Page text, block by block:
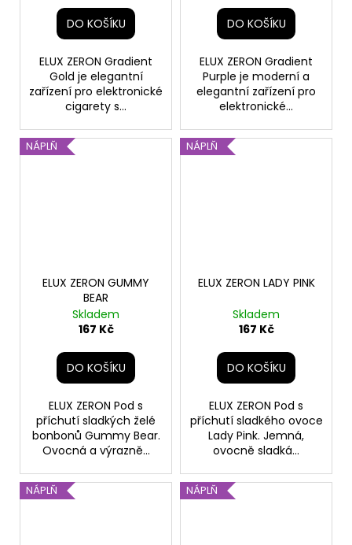
DO KOŠÍKU
ELUX ZERON Gradient
Gold je elegantní
zařízení pro elektronické
cigarety s...
DO KOŠÍKU
ELUX ZERON Gradient
Purple je moderní a
elegantní zařízení pro
elektronické...
NÁPLŇ
ELUX ZERON GUMMY
BEAR
Skladem
167 Kč
DO KOŠÍKU
ELUX ZERON Pod s
příchutí sladkých želé
bonbonů Gummy Bear.
Ovocná a výrazně...
NÁPLŇ
ELUX ZERON LADY PINK
Skladem
167 Kč
DO KOŠÍKU
ELUX ZERON Pod s
příchutí sladkého ovoce
Lady Pink. Jemná,
ovocně sladká...
NÁPLŇ NÁPLŇ